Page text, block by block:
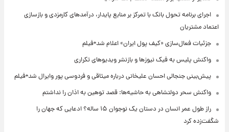
اجرای برنامه تحول بانک با تمرکز بر منابع پایدار، درآمدهای کارمزدی و بازسازی
اعتماد مشتریان
جزئیات فعال‌سازی «کیف پول ایران» اعلام شد+فیلم
واکنش پلیس به فیک نیوزها و بازنشر ویدیوهای تکراری
پیش‌بینی جنجالی احسان علیخانی درباره میثاقی و فردوسی پور وایرال شد+فیلم
واکنش سحر دولتشاهی به حاشیه‌ها: قصد توهین به اذان را نداشتم
راز طول عمر انسان در دستان یک نوجوان ۱۵ ساله؟ ادعایی که جهان را
شگفت‌زده کرد